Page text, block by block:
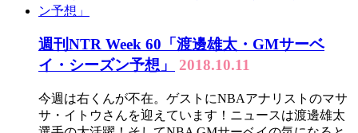
週刊NTR Week 60「渡邊雄太・GMサーベ
イ・シーズン予想」
2018.10.11
今週は右くんが不在。ゲストにNBAアナリストのマサ
サ・イトウさんを迎えています！ニュースは渡邊雄太